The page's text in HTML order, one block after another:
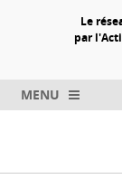
Le
par
MENU